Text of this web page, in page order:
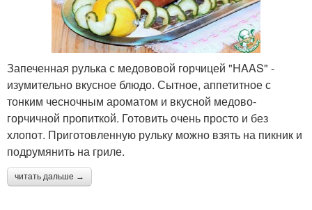
Запеченная рулька с медововой горчицей "HAAS" -
изумительно вкусное блюдо. Сытное, аппетитное с
тонким чесночным ароматом и вкусной медово-
горчичной пропиткой. Готовить очень просто и без
хлопот. Приготовленную рульку можно взять на пикник и
подрумянить на гриле.
читать дальше →